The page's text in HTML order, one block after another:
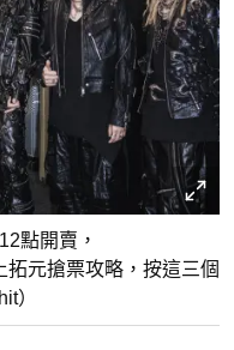
點開賣，
拓元搶票攻略，按這三個
）